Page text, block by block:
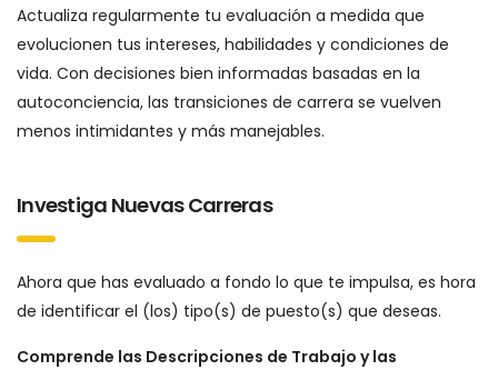
Actualiza regularmente tu evaluación a medida que
evolucionen tus intereses, habilidades y condiciones de
vida. Con decisiones bien informadas basadas en la
autoconciencia, las transiciones de carrera se vuelven
menos intimidantes y más manejables.
Investiga Nuevas Carreras
Ahora que has evaluado a fondo lo que te impulsa, es hora
de identificar el (los) tipo(s) de puesto(s) que deseas.
Comprende las Descripciones de Trabajo y las